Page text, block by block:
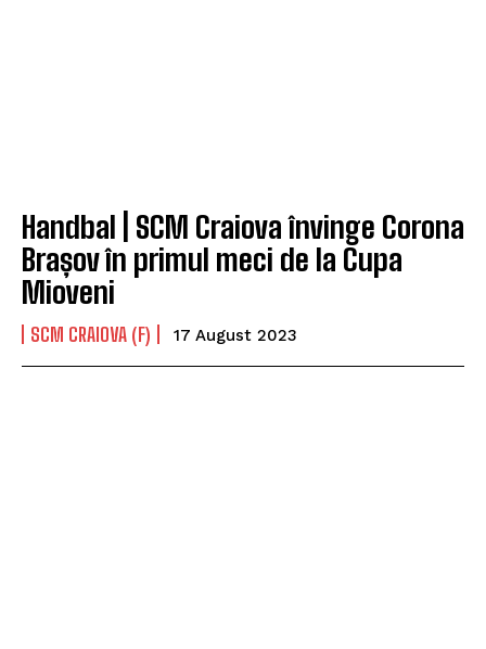
Handbal | SCM Craiova învinge Corona
Brașov în primul meci de la Cupa
Mioveni
SCM CRAIOVA (F) 17 August 2023